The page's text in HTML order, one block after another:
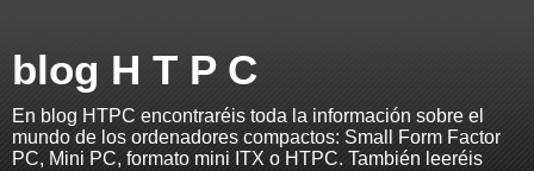
blog H T P C
En blog HTPC encontraréis toda la información sobre el
mundo de los ordenadores compactos: Small Form Factor
PC, Mini PC, formato mini ITX o HTPC. También leeréis